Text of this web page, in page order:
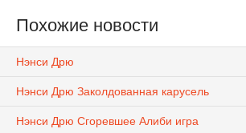
Похожие новости
Нэнси Дрю
Нэнси Дрю Заколдованная карусель
Нэнси Дрю Сгоревшее Алиби игра